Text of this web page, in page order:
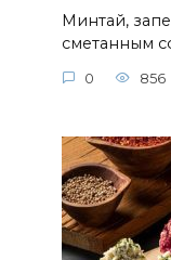
Минтай,
сметанным
0 856